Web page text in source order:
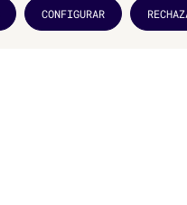
CONFIGURAR